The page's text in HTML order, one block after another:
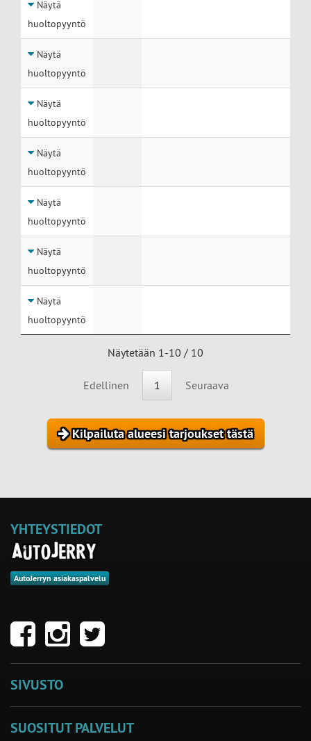
Näytä
huoltopyyntö
Näytä
huoltopyyntö
Näytä
huoltopyyntö
Näytä
huoltopyyntö
Näytä
huoltopyyntö
Näytä
huoltopyyntö
Näytä
huoltopyyntö
Näytetään 1-10 / 10
Edellinen 1 Seuraava
Kilpailuta alueesi tarjoukset tästä
YHTEYSTIEDOT
AutoJerryn asiakaspalvelu
SIVUSTO
SUOSITUT PALVELUT